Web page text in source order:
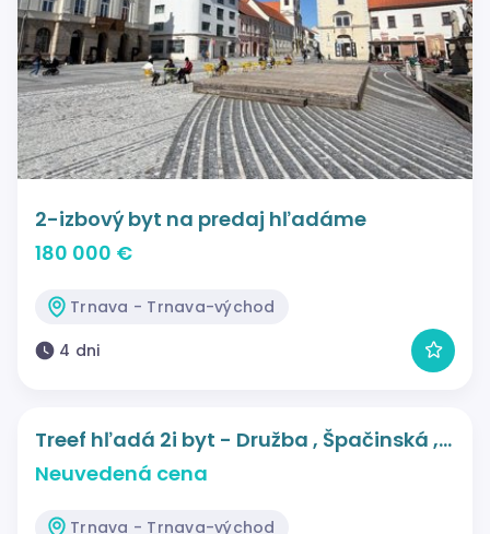
2-izbový byt na predaj hľadáme
180 000 €
Trnava - Trnava-východ
4 dni
Treef hľadá 2i byt - Družba , Špačinská ,…
Neuvedená cena
Trnava - Trnava-východ